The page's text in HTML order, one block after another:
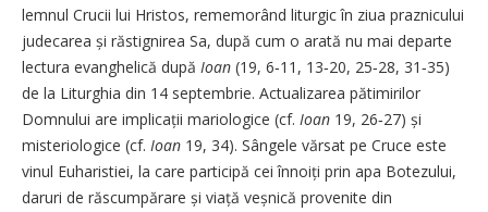
lemnul Crucii lui Hristos, rememorând liturgic în ziua praznicului
judecarea și răstignirea Sa, după cum o arată nu mai departe
lectura evanghelică după Ioan (19, 6‑11, 13‑20, 25‑28, 31‑35)
de la Liturghia din 14 septembrie. Actualizarea pătimirilor
Domnului are implicații mariologice (cf. Ioan 19, 26‑27) și
misteriologice (cf. Ioan 19, 34). Sângele vărsat pe Cruce este
vinul Euharistiei, la care participă cei înnoiți prin apa Botezului,
daruri de răscumpărare și viață veșnică provenite din